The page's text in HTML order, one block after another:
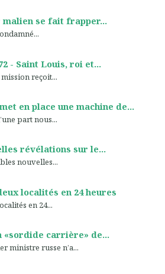
se fait frapper...
- Saint Louis, roi et...
reçoit...
en place une machine de...
part nous...
révélations sur le...
nouvelles...
localités en 24 heures
en 24...
«sordide carrière» de...
ministre russe n’a...